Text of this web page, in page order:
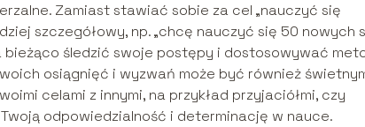
Zamiast stawiać sobie za cel „nauczyć się
szczegółowy, np. „chcę nauczyć się 50 nowych
bieżąco śledzić swoje postępy i dostosowywać
osiągnięć i wyzwań może być również
celami z innymi, na przykład przyjaciółmi, czy
odpowiedzialność i determinację w nauce.